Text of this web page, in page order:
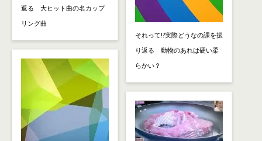
返る 大ヒット曲の名カップ
リング曲
それって!?実際どうなの課を振
り返る 動物のあれは硬い柔
らかい？